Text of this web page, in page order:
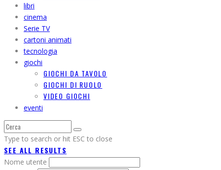
libri
cinema
Serie TV
cartoni animati
tecnologia
giochi
GIOCHI DA TAVOLO
GIOCHI DI RUOLO
VIDEO GIOCHI
eventi
Type to search or hit ESC to close
SEE ALL RESULTS
Nome utente